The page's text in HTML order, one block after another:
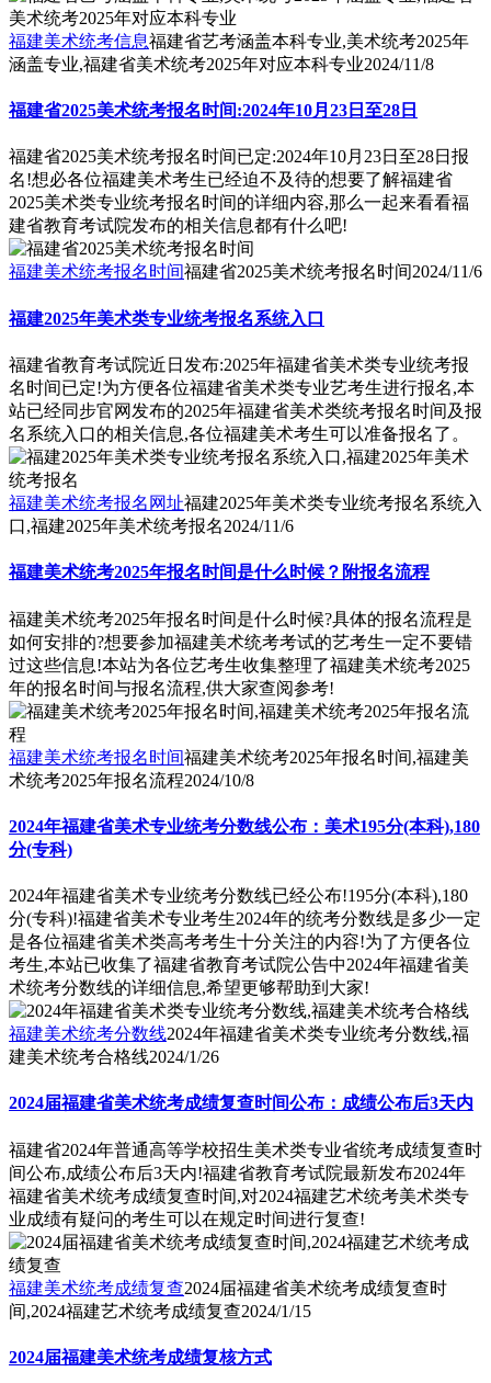
福建美术统考信息福建省艺考涵盖本科专业,美术统考2025年
涵盖专业,福建省美术统考2025年对应本科专业2024/11/8
福建省2025美术统考报名时间:2024年10月23日至28日
福建省2025美术统考报名时间已定:2024年10月23日至28日报
名!想必各位福建美术考生已经迫不及待的想要了解福建省
2025美术类专业统考报名时间的详细内容,那么一起来看看福
建省教育考试院发布的相关信息都有什么吧!
福建美术统考报名时间 福建省2025美术统考报名时间 2024/11/6
福建2025年美术类专业统考报名系统入口
福建省教育考试院近日发布:2025年福建省美术类专业统考报
名时间已定!为方便各位福建省美术类专业艺考生进行报名,本
站已经同步官网发布的2025年福建省美术类统考报名时间及报
名系统入口的相关信息,各位福建美术考生可以准备报名了。
福建美术统考报名网址福建2025年美术类专业统考报名系统入
口,福建2025年美术统考报名2024/11/6
福建美术统考2025年报名时间是什么时候？附报名流程
福建美术统考2025年报名时间是什么时候?具体的报名流程是
如何安排的?想要参加福建美术统考考试的艺考生一定不要错
过这些信息!本站为各位艺考生收集整理了福建美术统考2025
年的报名时间与报名流程,供大家查阅参考!
福建美术统考报名时间福建美术统考2025年报名时间,福建美
术统考2025年报名流程2024/10/8
2024年福建省美术专业统考分数线公布：美术195分(本科),180
分(专科)
2024年福建省美术专业统考分数线已经公布!195分(本科),180
分(专科)!福建省美术专业考生2024年的统考分数线是多少一定
是各位福建省美术类高考考生十分关注的内容!为了方便各位
考生,本站已收集了福建省教育考试院公告中2024年福建省美
术统考分数线的详细信息,希望更够帮助到大家!
福建美术统考分数线2024年福建省美术类专业统考分数线,福
建美术统考合格线2024/1/26
2024届福建省美术统考成绩复查时间公布：成绩公布后3天内
福建省2024年普通高等学校招生美术类专业省统考成绩复查时
间公布,成绩公布后3天内!福建省教育考试院最新发布2024年
福建省美术统考成绩复查时间,对2024福建艺术统考美术类专
业成绩有疑问的考生可以在规定时间进行复查!
福建美术统考成绩复查2024届福建省美术统考成绩复查时
间,2024福建艺术统考成绩复查2024/1/15
2024届福建美术统考成绩复核方式